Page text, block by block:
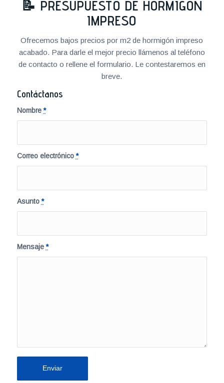
📝 PRESUPUESTO DE HORMIGÓN
IMPRESO
Ofrecemos bajos precios por m2 de hormigón impreso
acabado. Para darle el mejor precio llámenos al teléfono
de contacto o rellene el formulario. Le contestaremos en
breve.
Contáctanos
Nombre*
Correo electrónico*
Asunto*
Mensaje*